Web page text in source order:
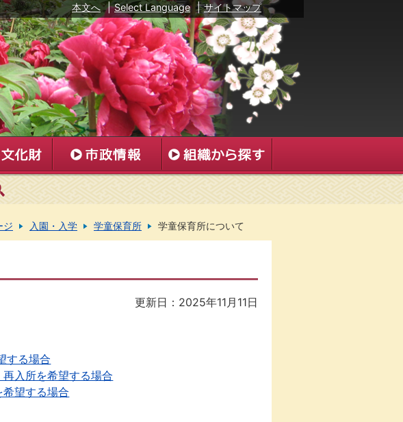
本文へ | Select Language | サイトマップ
ジ 入園・入学 学童保育所 学童保育所について
更新日：2025年11月11日
する場合
入所を希望する場合
望する場合